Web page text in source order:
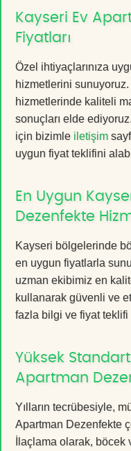
Kayseri Ev
Fiyatları
Özel ihtiyaçlarınıza
hizmetlerini
hizmetlerinde kaliteli
sonuçları elde
için bizimle iletişim
uygun fiyat teklifini
En Uygun
Dezenfekte
Kayseri bölgelerinde
en uygun fiyatlarla
uzman ekibimiz en
kullanarak güvenli ve
fazla bilgi ve fiyat teklifi
Yüksek
Apartman
Yılların tecrübesiyle,
Apartman Dezenfekte
İlaçlama olarak,